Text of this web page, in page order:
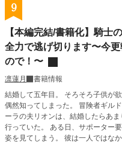
9
【本編完結/書籍化】騎士
全力で逃げ切ります〜今
ので！〜
凛蓮月
書籍情報
結婚して五年目。 そろそろ子供が
偶然知ってしまった。 冒険者ギルドにサポーターとして登録している私――シ
ーラの夫リオンは、結婚したらあ
行っていた。 ある日、サポーター
姿を見てしまう。 彼は一人ではな